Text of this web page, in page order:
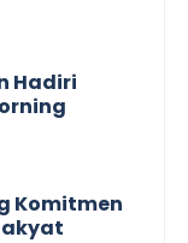
Hadiri
Komitmen